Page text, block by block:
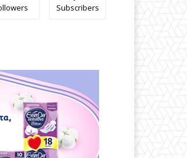
Subscribers